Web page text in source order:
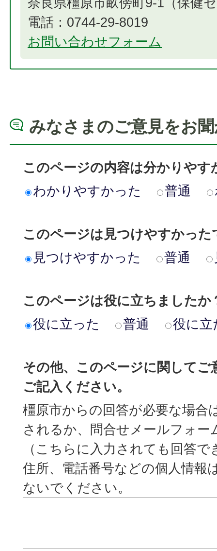
電話：0744-29-8019
お問い合わせフォーム
みなさまのご意見をお
このページの内容は分かりやす
わかりやすかった
普通
このページは見つけやすかった
見つけやすかった
普通
このページは役に立ちましたか
役に立った
普通 役に立
その他、このページに関してご
ご記入ください。
橿原市からの回答が必要な場合
されるか、問合せメールフォー
（こちらに入力されても回答
住所、電話番号などの個人情報
ないでください。